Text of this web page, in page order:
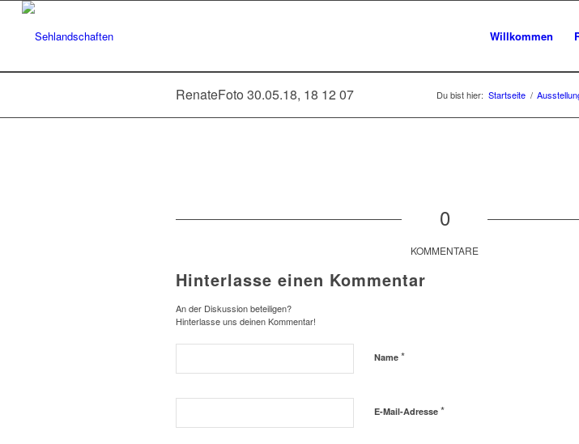
Willkommen
RenateFoto 30.05.18, 18 12 07 Du bist hier: Startseite /
0
KOMMENTARE
Hinterlasse einen Kommentar
An der Diskussion beteiligen?
Hinterlasse uns deinen Kommentar!
Name *
E-Mail-Adresse *